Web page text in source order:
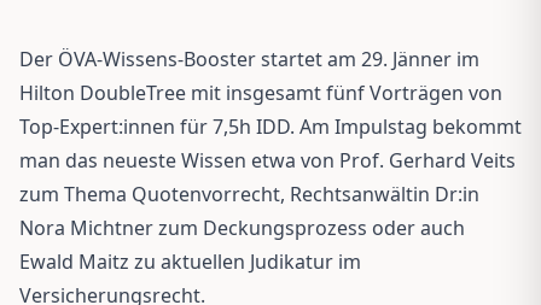
Der ÖVA-Wissens-Booster startet am 29. Jänner im
Hilton DoubleTree mit insgesamt fünf Vorträgen von
Top-Expert:innen für 7,5h IDD. Am Impulstag bekommt
man das neueste Wissen etwa von Prof. Gerhard Veits
zum Thema Quotenvorrecht, Rechtsanwältin Dr:in
Nora Michtner zum Deckungsprozess oder auch
Ewald Maitz zu aktuellen Judikatur im
Versicherungsrecht.